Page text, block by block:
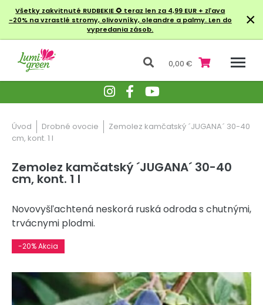
Všetky zakvitnuté RUDBEKIE🌻 teraz len za 4,99 EUR + zľava
-20% na vzrastlé stromy, olivovníky, oleandre a palmy. Len do
vypredania zásob.
×
0,00 €
Úvod Drobné ovocie
Zemolez kamčatský ´JUGANA´ 30-40
cm, kont. 1 l
Zemolez kamčatský ´JUGANA´ 30-40
cm, kont. 1 l
Novovyšľachtená neskorá ruská odroda s chutnými,
trvácnymi plodmi.
-20% Akcia